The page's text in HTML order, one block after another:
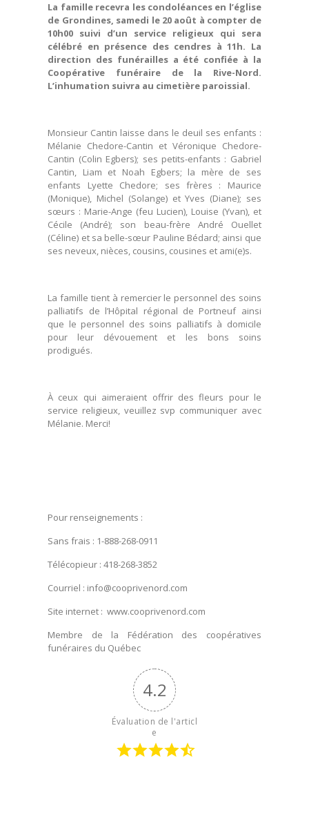
La famille recevra les condoléances en l’église
de Grondines, samedi le 20 août à compter de
10h00 suivi d’un service religieux qui sera
célébré en présence des cendres à 11h. La
direction des funérailles a été confiée à la
Coopérative funéraire de la Rive-Nord.
L’inhumation suivra au cimetière paroissial.
Monsieur Cantin laisse dans le deuil ses enfants :
Mélanie Chedore-Cantin et Véronique Chedore-
Cantin (Colin Egbers); ses petits-enfants : Gabriel
Cantin, Liam et Noah Egbers; la mère de ses
enfants Lyette Chedore; ses frères : Maurice
(Monique), Michel (Solange) et Yves (Diane); ses
sœurs : Marie-Ange (feu Lucien), Louise (Yvan), et
Cécile (André); son beau-frère André Ouellet
(Céline) et sa belle-sœur Pauline Bédard; ainsi que
ses neveux, nièces, cousins, cousines et ami(e)s.
La famille tient à remercier le personnel des soins
palliatifs de l’Hôpital régional de Portneuf ainsi
que le personnel des soins palliatifs à domicile
pour leur dévouement et les bons soins
prodigués.
À ceux qui aimeraient offrir des fleurs pour le
service religieux, veuillez svp communiquer avec
Mélanie. Merci!
Pour renseignements :
Sans frais : 1-888-268-0911
Télécopieur : 418-268-3852
Courriel : info@cooprivenord.com
Site internet : www.cooprivenord.com
Membre de la Fédération des coopératives
funéraires du Québec
4.2
Évaluation de l'articl
e